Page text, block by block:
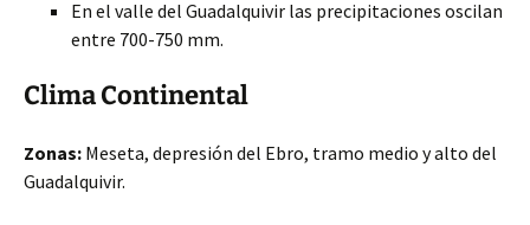
En el valle del Guadalquivir las precipitaciones oscilan
entre 700-750 mm.
Clima Continental
Zonas: Meseta, depresión del Ebro, tramo medio y alto del
Guadalquivir.